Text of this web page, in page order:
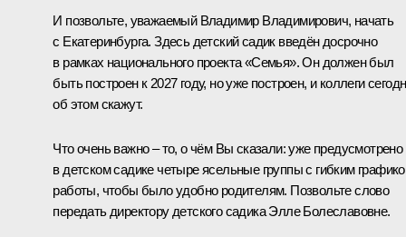
И позвольте, уважаемый Владимир Владимирович, начать
с Екатеринбурга. Здесь детский садик введён досрочно
в рамках национального проекта «Семья». Он должен был
быть построен к 2027 году, но уже построен, и коллеги
об этом скажут.
Что очень важно – то, о чём Вы сказали: уже предусмотрено
в детском садике четыре ясельные группы с гибким
работы, чтобы было удобно родителям. Позвольте слово
передать директору детского садика Элле Болеславовне.